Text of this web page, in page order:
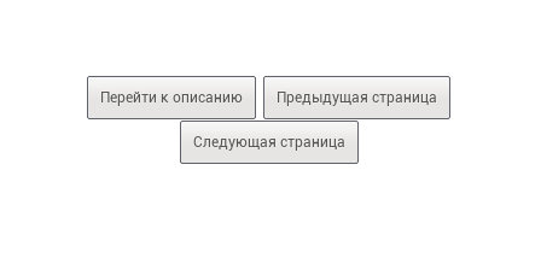
Перейти к описанию Предыдущая страница
Следующая страница